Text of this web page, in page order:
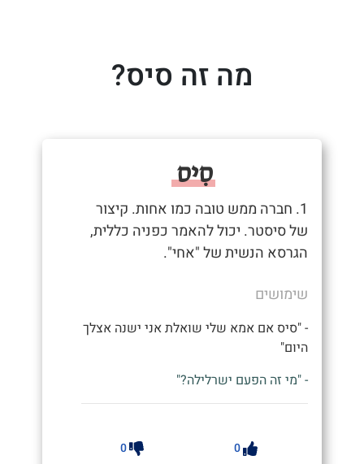
מה זה סיס?
סִיס
1. חברה ממש טובה כמו אחות. קיצור
של סיסטר. יכול להאמר כפניה כללית,
הגרסא הנשית של "אחי".
שימושים
- "סיס אם אמא שלי שואלת אני ישנה אצלך
היום"
- "מי זה הפעם ישרלילה?"
0
0